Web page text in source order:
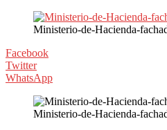
Ministerio-de-Hacienda-
Facebook
Twitter
WhatsApp
Ministerio-de-Hacienda-